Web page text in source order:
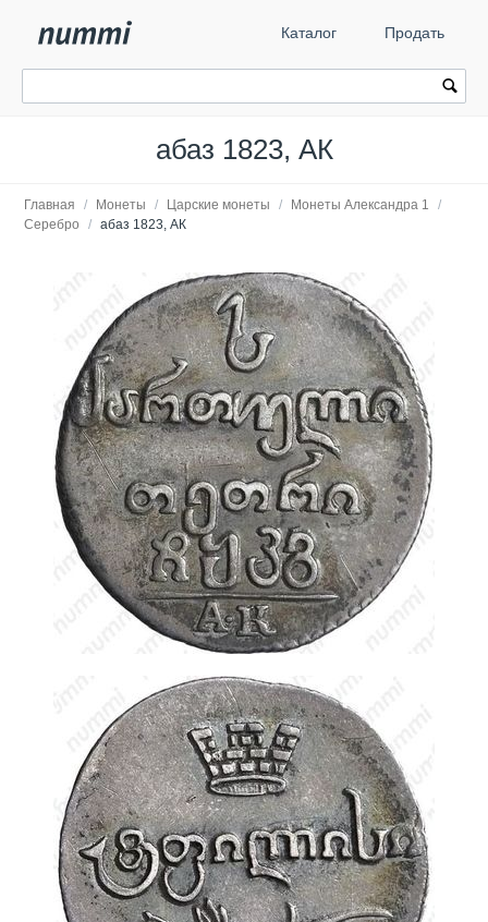
Каталог Продать
абаз 1823, АК
Главная / Монеты / Царские монеты / Монеты Александра 1
/
Серебро
/ абаз 1823, АК